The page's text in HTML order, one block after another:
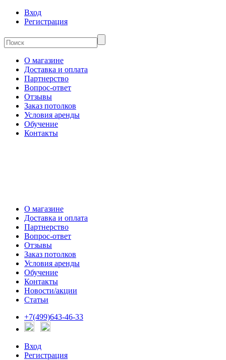
Вход
Регистрация
О магазине
Доставка и оплата
Партнерство
Вопрос-ответ
Отзывы
Заказ потолков
Условия аренды
Обучение
Контакты
О магазине
Доставка и оплата
Партнерство
Вопрос-ответ
Отзывы
Заказ потолков
Условия аренды
Обучение
Контакты
Новости/акции
Статьи
+7(499)643-46-33
Вход
Регистрация